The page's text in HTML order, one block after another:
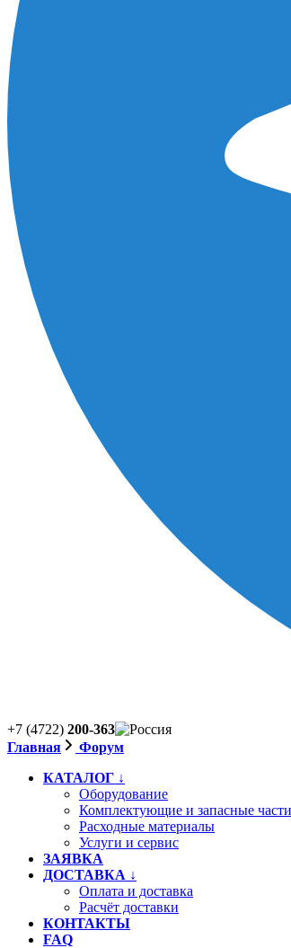
+7 (4722) 200-363
Главная
Форум
КАТАЛОГ ↓
Оборудование
Комплектующие и запасные части
Расходные материалы
Услуги и сервис
ЗАЯВКА
ДОСТАВКА ↓
Оплата и доставка
Расчёт доставки
КОНТАКТЫ
FAQ